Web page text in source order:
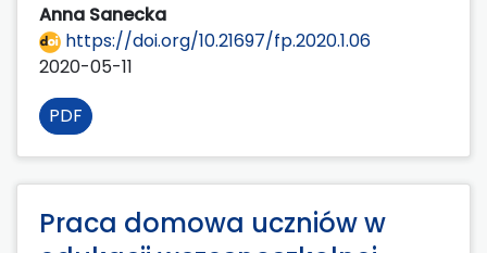
Anna Sanecka
https://doi.org/10.21697/fp.2020.1.06
2020-05-11
PDF
Praca domowa uczniów w